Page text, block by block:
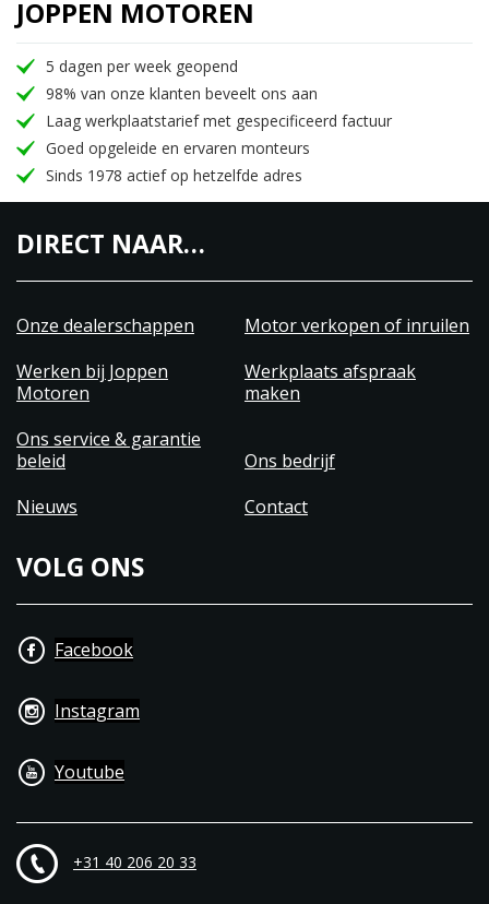
JOPPEN MOTOREN
5 dagen per week geopend
98% van onze klanten beveelt ons aan
Laag werkplaatstarief met gespecificeerd factuur
Goed opgeleide en ervaren monteurs
Sinds 1978 actief op hetzelfde adres
DIRECT NAAR…
Onze dealerschappen
Motor verkopen of inruilen
Werken bij Joppen
Motoren
Werkplaats afspraak
maken
Ons service & garantie
beleid
Ons bedrijf
Nieuws
Contact
VOLG ONS
Facebook
Instagram
Youtube
+31 40 206 20 33